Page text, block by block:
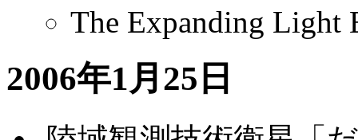
The Expanding Light
2006年1月25日